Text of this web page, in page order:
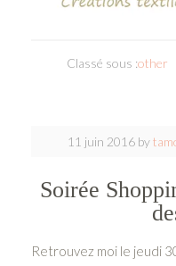
Classé sous :other
11 juin 2016by
Soirée
Retrouvez moi le jeudi